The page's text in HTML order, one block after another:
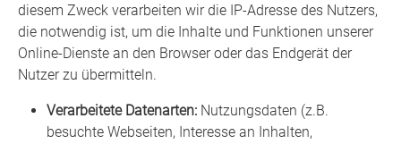
diesem Zweck verarbeiten wir die IP-Adresse des Nutzers,
die notwendig ist, um die Inhalte und Funktionen unserer
Online-Dienste an den Browser oder das Endgerät der
Nutzer zu übermitteln.
Verarbeitete Datenarten: Nutzungsdaten (z.B.
besuchte Webseiten, Interesse an Inhalten,